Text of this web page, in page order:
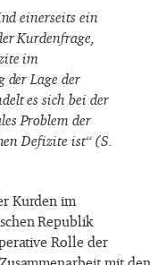
einerseits ein
Kurdenfrage,
im
der Lage der
es sich bei der
Problem der
Defizite ist“ (S.
Kurden im
Republik
Rolle der